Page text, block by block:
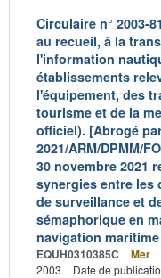
Circulaire n° 2003-
au recueil, à la
l'information
établissements
l'équipement, des
tourisme et de la
officiel). [Abrogé
2021/ARM/DPMM/
30 novembre 2021
synergies entre les
de surveillance et
sémaphorique en
navigation maritime
EQUH0310385C Mer
2003
Date de